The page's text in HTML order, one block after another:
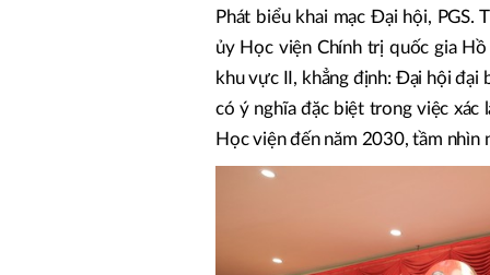
Phát biểu khai mạc Đại hội,
ủy Học viện Chính trị quốc gia
khu vực II, khẳng định: Đại hội đại
có ý nghĩa đặc biệt trong việc xác
Học viện đến năm 2030, tầm nhìn